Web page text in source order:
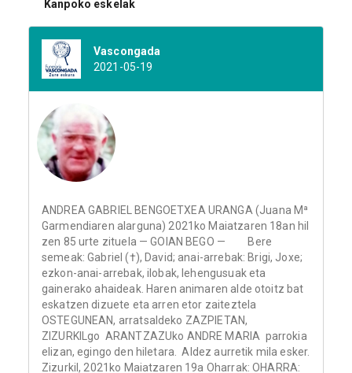
Kanpoko eskelak
Vascongada
2021-05-19
ANDREA GABRIEL BENGOETXEA URANGA (Juana Mª
Garmendiaren alarguna) 2021ko Maiatzaren 18an hil
zen 85 urte zituela — GOIAN BEGO — Bere
semeak: Gabriel (†), David; anai-arrebak: Brigi, Joxe;
ezkon-anai-arrebak, ilobak, lehengusuak eta
gainerako ahaideak. Haren animaren alde otoitz bat
eskatzen dizuete eta arren etor zaiteztela
OSTEGUNEAN, arratsaldeko ZAZPIETAN,
ZIZURKILgo ARANTZAZUko ANDRE MARIA parrokia
elizan, egingo den hiletara. Aldez aurretik mila esker.
Zizurkil, 2021ko Maiatzaren 19a Oharrak: OHARRA: